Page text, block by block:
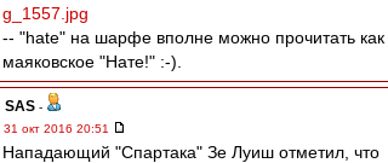
g_1557.jpg
-- "hate" на шарфе вполне можно прочитать как
маяковское "Нате!" :-).
SAS -
31 окт 2016 20:51
Нападающий "Спартака" Зе Луиш отметил, что